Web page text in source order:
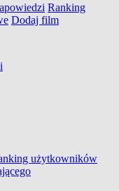
Ranking
Dodaj film
użytkowników